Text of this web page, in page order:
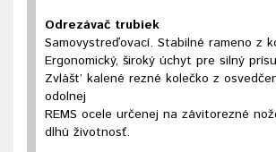
Odrezávač trubiek
Samovystreďovací. Stabilné rameno z
Ergonomický, široký úchyt pre silný
Zvlášt’ kalené rezné kolečko z
odolnej
REMS ocele určenej na závitorezné
dlhú životnosť.